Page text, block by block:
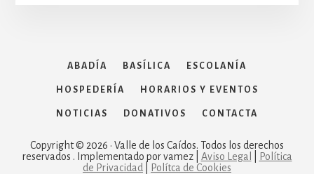
ABADÍA BASÍLICA ESCOLANÍA
HOSPEDERÍA HORARIOS Y EVENTOS
NOTICIAS DONATIVOS CONTACTA
Copyright © 2026 · Valle de los Caídos. Todos los derechos
reservados . Implementado por vamez | Aviso Legal
Política
de Privacidad
Polítca de Cookies